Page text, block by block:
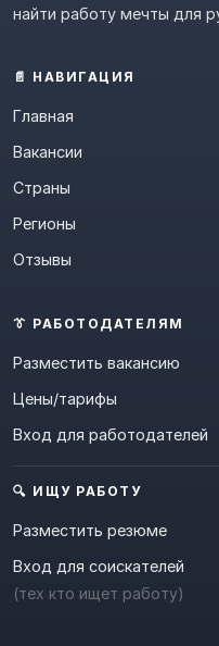
найти работу мечты для
📄 НАВИГАЦИЯ
Главная
Вакансии
Страны
Регионы
Отзывы
👔 РАБОТОДАТЕЛЯМ
Разместить вакансию
Цены/тарифы
Вход для работодателей
🔍 ИЩУ РАБОТУ
Разместить резюме
Вход для соискателей
(тех кто ищет работу)